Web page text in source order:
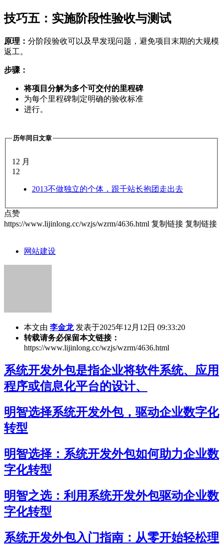
技巧五：实施阶段性验收与测试
原理： 分阶段验收可以及早发现问题，避免项目末期的大规模
返工。
步骤：
将项目分解为多个可交付的里程碑
为每个里程碑制定明确的验收标准
进行。
历年同日文章
12 月
12
2013不做独立的个体，跟千站长抱团走出去
点赞
https://www.lijinlong.cc/wzjs/wzrm/4636.html 复制链接 复制链接
网站建设
本文由 李金龙 发表于2025年12月12日 09:33:20
转载请务必保留本文链接：
https://www.lijinlong.cc/wzjs/wzrm/4636.html
系统开发外包是指企业将软件系统、应用
程序或信息化平台的设计、
明智选择系统开发外包，驱动企业数字化
转型
明智选择：系统开发外包如何助力企业数
字化转型
明智之选：利用系统开发外包驱动企业数
字化转型
系统开发外包入门指南：从零开始轻松理